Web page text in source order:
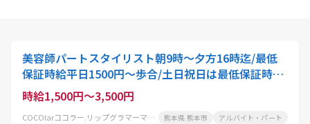
美容師パートスタイリスト朝9時～夕方16時迄/最低
保証時給平日1500円～歩合/土日祝日は最低保証時給
2000円～歩合/別途交通費支給¥5000～
時給1,500円～3,500円
COCOlarココラー.リップグラマーマニアティスパリ 熊本県 熊本市 アルバイト・パート